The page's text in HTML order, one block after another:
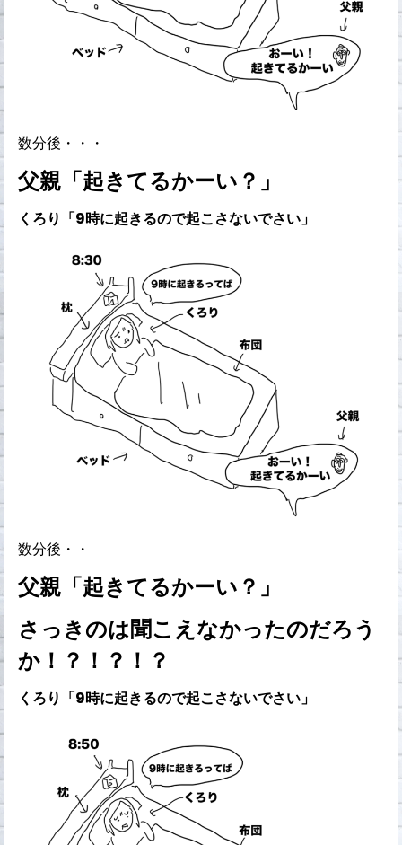
数分後・・・
父親「起きてるかーい？」
くろり「9時に起きるので起こさないでさい」
数分後・・
父親「起きてるかーい？」
さっきのは聞こえなかったのだろう
か！？！？！？
くろり「9時に起きるので起こさないでさい」